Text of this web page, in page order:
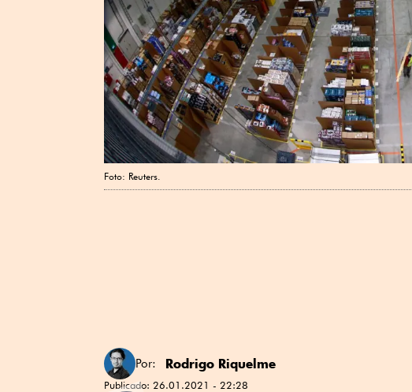
Foto: Reuters.
Por: Rodrigo Riquelme
Publicado: 26.01.2021 - 22:28